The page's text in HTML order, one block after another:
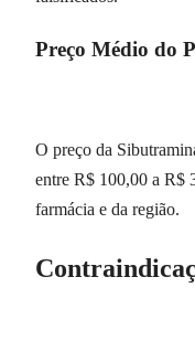
Preço Médio do
O preço da
entre R$ 100,00 a R$
farmácia e da região.